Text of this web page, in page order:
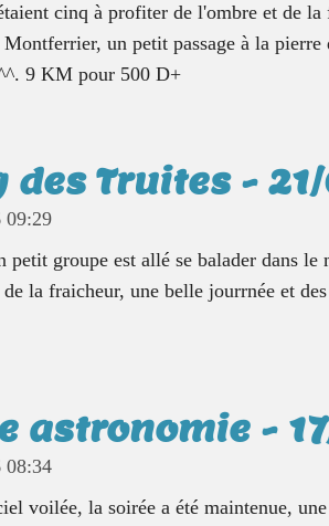
cinq à profiter de l'ombre et de la
Montferrier, un petit passage à la
9 KM pour 500 D+
des Truites -
09:29
petit groupe est allé se balader dans
la fraicheur, une belle jourrnée et
astronomie -
08:34
voilée, la soirée a été maintenue,